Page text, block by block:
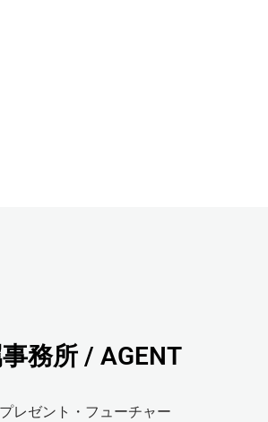
務所 / AGENT
レゼント・フューチャー